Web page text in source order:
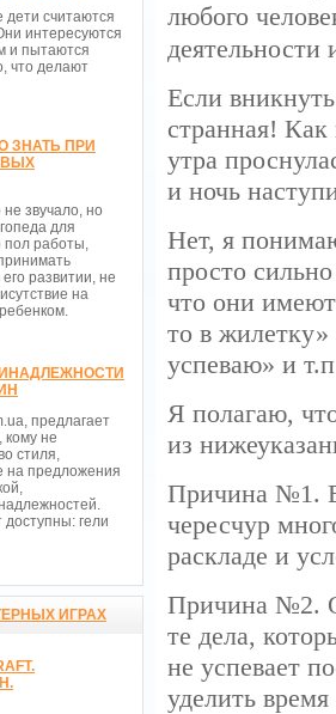
считаются
интересуются
и пытаются
что делают
ЗНАТЬ ПРИ
звучало, но
для
пол работы,
развитии, не
на
предлагает
кому не
стиля,
на предложения
доступны: гели
ИГРАХ
любого
деятельности
Если
странная!
утра
и ночь
Нет, я
просто
что они имеют
то в
успеваю» и
Я полагаю,
из
Причина №1.
чересчур
раскладе и
Причина №2.
те дела,
не успевает
уделить